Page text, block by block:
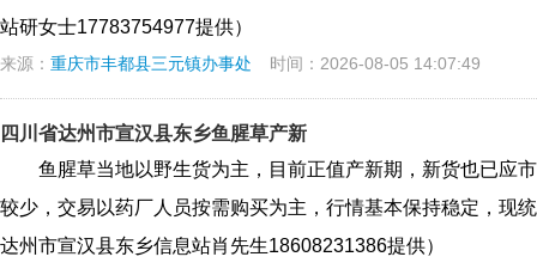
站研女士17783754977提供）
来源： 重庆市丰都县三元镇办事处 时间：2026-08-05 14:07:49
四川省达州市宣汉县东乡鱼腥草产新
鱼腥草当地以野生货为主，目前正值产新期，新货也已应
较少，交易以药厂人员按需购买为主，行情基本保持稳定，现
达州市宣汉县东乡信息站肖先生18608231386提供）